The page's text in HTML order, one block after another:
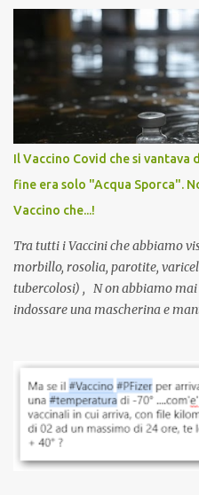
pandemia. Un interrogativo che
ancora il coraggio di pensare
anti-Covid, un pro-farmaco, con
sviluppato in tempi record, con
larga scala, ancora oggetto di
internazionale serve solo una
anche a persone sane, giovani,
serve una prescrizione. Non c’è
L’unico atto richiesto è una fi...
Il Vaccino Covid che si vantava
fine era solo "Acqua Sporca".
Vaccino che...!
Tra tutti i Vaccini che abbiamo
morbillo, rosolia, parotite,
tubercolosi) , N on abbiamo
indossare una mascherina e
vaccinazione. Non avevamo
sconti, incentivi per vaccinarsi.
discriminazioni per coloro che
vaccinato, nessuno aveva
persona cattiva. Non avevamo